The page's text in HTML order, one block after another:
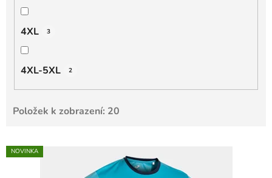
4XL 3
4XL-5XL 2
Položek k zobrazení: 20
V
ý
NOVINKA